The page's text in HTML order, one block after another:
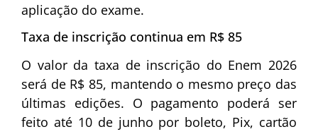
aplicação do exame.
Taxa de inscrição continua em R$ 85
O valor da taxa de inscrição do Enem 2026
será de R$ 85, mantendo o mesmo preço das
últimas edições. O pagamento poderá ser
feito até 10 de junho por boleto, Pix, cartão